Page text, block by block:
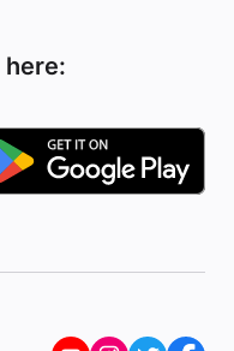
here: